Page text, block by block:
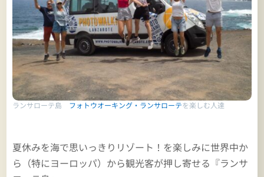
ランサローテ島 フォトウオーキング・ランサローテを楽しむ人達
夏休みを海で思いっきりリゾート！を楽しみに世界中か
ら（特にヨーロッパ）から観光客が押し寄せる『ランサ